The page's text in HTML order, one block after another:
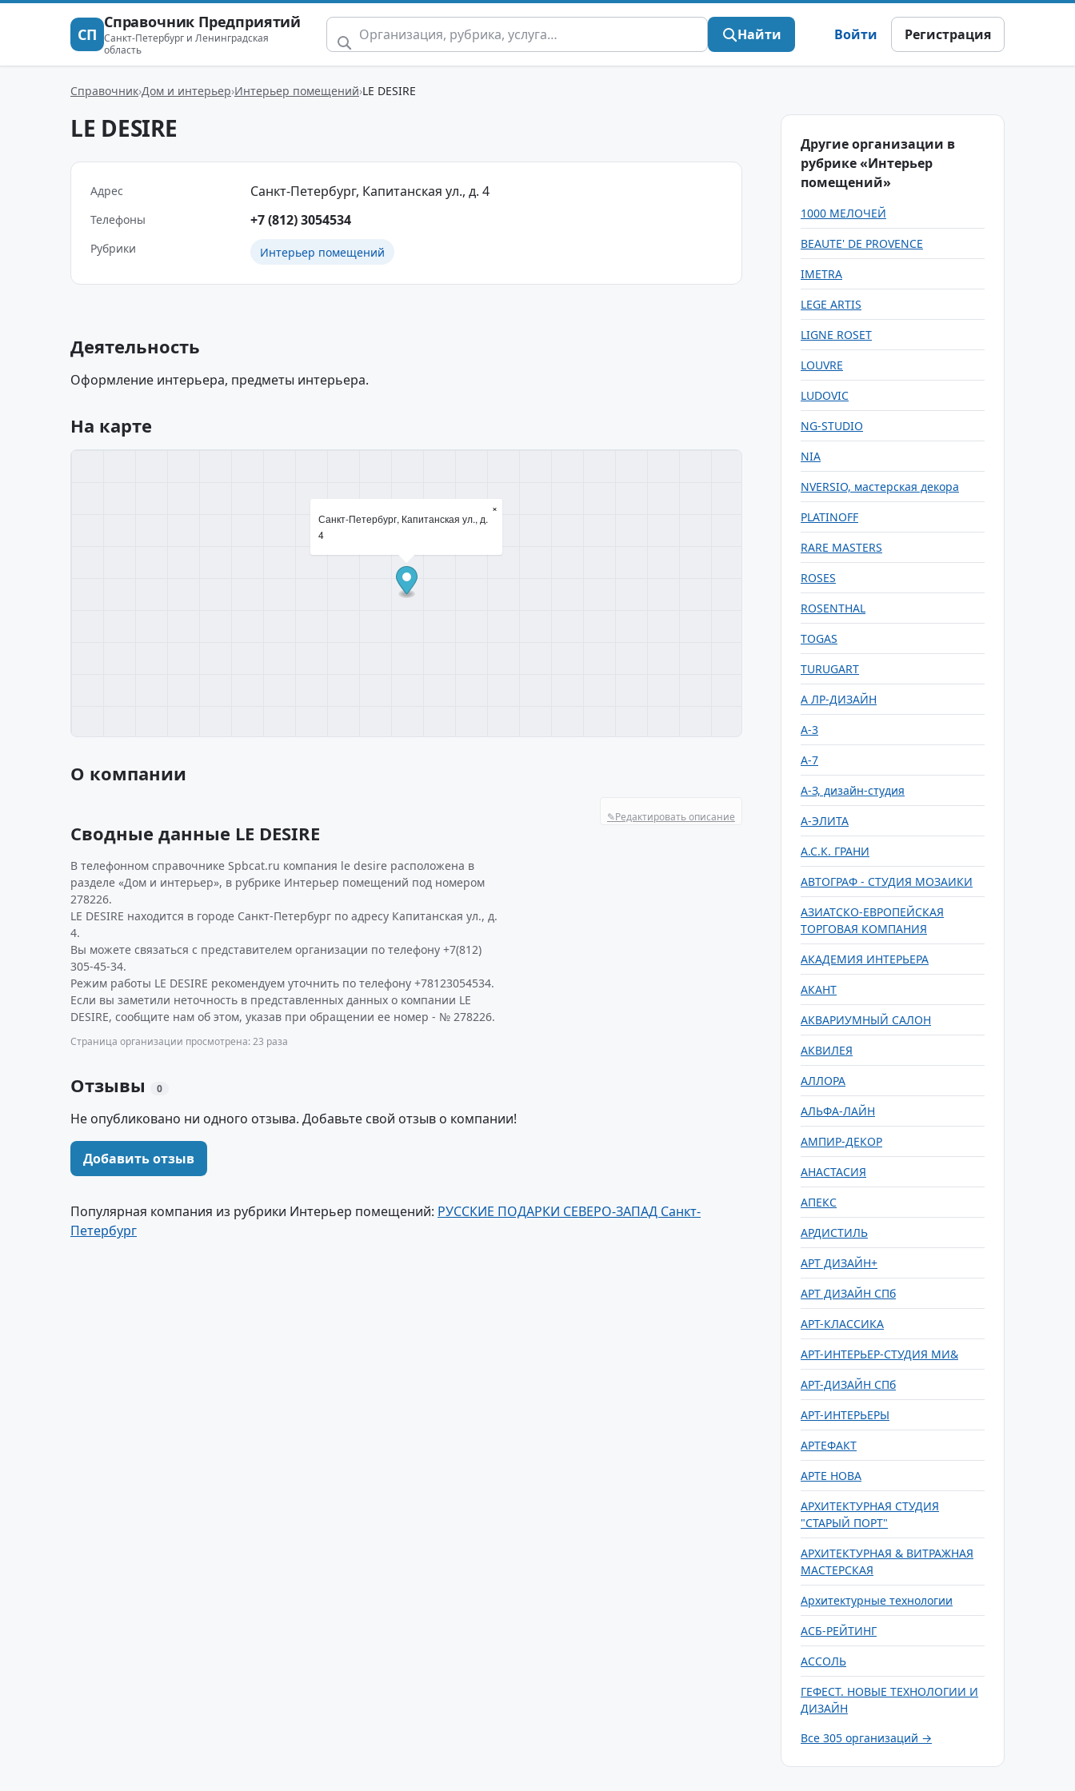
СП
Справочник Предприятий
Санкт-Петербург и Ленинградская
область
Найти Войти Регистрация
Справочник Дом и интерьер Интерьер помещений LE DESIRE
LE DESIRE
Адрес Санкт-Петербург, Капитанская ул., д. 4
Телефоны +7 (812) 3054534
Рубрики Интерьер помещений
Деятельность
Оформление интерьера, предметы интерьера.
На карте
Санкт-Петербург, Капитанская ул., д.
4
×
О компании
✎Редактировать описание
Сводные данные LE DESIRE
В телефонном справочнике Spbcat.ru компания le desire расположена в
разделе «Дом и интерьер», в рубрике Интерьер помещений под номером
278226.
LE DESIRE находится в городе Санкт-Петербург по адресу Капитанская ул., д.
4.
Вы можете связаться с представителем организации по телефону +7(812)
305-45-34.
Режим работы LE DESIRE рекомендуем уточнить по телефону +78123054534.
Если вы заметили неточность в представленных данных о компании LE
DESIRE, сообщите нам об этом, указав при обращении ее номер - № 278226.
Страница организации просмотрена: 23 раза
Отзывы 0
Не опубликовано ни одного отзыва. Добавьте свой отзыв о компании!
Добавить отзыв
Популярная компания из рубрики Интерьер помещений: РУССКИЕ ПОДАРКИ СЕВЕРО-ЗАПАД Санкт-
Петербург
Другие организации в
рубрике «Интерьер
помещений»
1000 МЕЛОЧЕЙ
BEAUTE' DE PROVENCE
IMETRA
LEGE ARTIS
LIGNE ROSET
LOUVRE
LUDOVIC
NG-STUDIO
NIA
NVERSIO, мастерская декора
PLATINOFF
RARE MASTERS
ROSES
ROSENTHAL
TOGAS
TURUGART
А ЛР-ДИЗАЙН
А-3
А-7
А-З, дизайн-студия
А-ЭЛИТА
А.С.К. ГРАНИ
АВТОГРАФ - СТУДИЯ МОЗАИКИ
АЗИАТСКО-ЕВРОПЕЙСКАЯ
ТОРГОВАЯ КОМПАНИЯ
АКАДЕМИЯ ИНТЕРЬЕРА
АКАНТ
АКВАРИУМНЫЙ САЛОН
АКВИЛЕЯ
АЛЛОРА
АЛЬФА-ЛАЙН
АМПИР-ДЕКОР
АНАСТАСИЯ
АПЕКС
АРДИСТИЛЬ
АРТ ДИЗАЙН+
АРТ ДИЗАЙН СПб
АРТ-КЛАССИКА
АРТ-ИНТЕРЬЕР-СТУДИЯ МИ&
АРТ-ДИЗАЙН СПб
АРТ-ИНТЕРЬЕРЫ
АРТЕФАКТ
АРТЕ НОВА
АРХИТЕКТУРНАЯ СТУДИЯ
"СТАРЫЙ ПОРТ"
АРХИТЕКТУРНАЯ & ВИТРАЖНАЯ
МАСТЕРСКАЯ
Архитектурные технологии
АСБ-РЕЙТИНГ
АССОЛЬ
ГЕФЕСТ. НОВЫЕ ТЕХНОЛОГИИ И
ДИЗАЙН
Все 305 организаций →